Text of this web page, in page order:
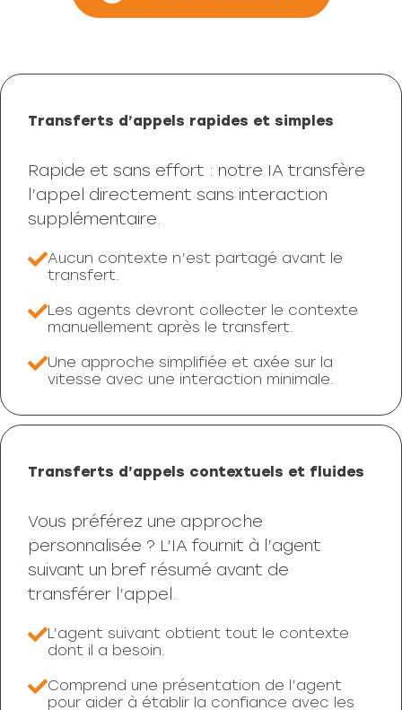
Transferts d’appels rapides et simples
Rapide et sans effort : notre IA transfère
l’appel directement sans interaction
supplémentaire.​
Aucun contexte n’est partagé avant le
transfert.
Les agents devront collecter le contexte
manuellement après le transfert.
Une approche simplifiée et axée sur la
vitesse avec une interaction minimale.
Transferts d’appels contextuels et fluides
Vous préférez une approche
personnalisée ? L’IA fournit à l’agent
suivant un bref résumé avant de
transférer l’appel.
L’agent suivant obtient tout le contexte
dont il a besoin.
Comprend une présentation de l’agent
pour aider à établir la confiance avec les